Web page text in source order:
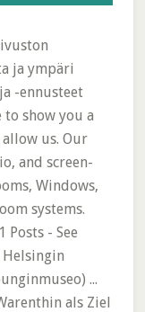
ja ympäri
-ennusteet
to show you a
us. Our
and screen-
Windows,
systems.
Posts - See
...
als Ziel